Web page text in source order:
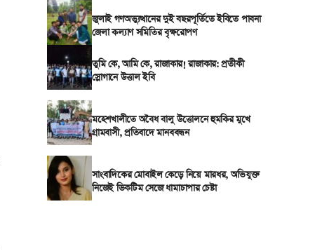
জুলাই গণঅভ্যুত্থানের দুই বছরপূর্তিতে ইবিতে পাবনা
জেলা কল্যাণ সমিতির বৃক্ষরোপণ
তুমি কে, আমি কে, রাজাকার! রাজাকার: প্রতীকী
স্লোগানে উত্তাল ইবি
মহেশখালীতে অবৈধ বালু উত্তোলনে হুমকির মুখে
গ্রামবাসী, প্রতিবাদে মানববন্ধন
সাংবাদিকের মোবাইল কেড়ে নিয়ে মারধর, অভিযুক্ত
নিজেই ভিকটিম সেজে ধামাচাপার চেষ্টা